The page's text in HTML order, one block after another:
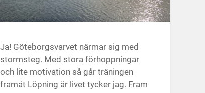
Ja! Göteborgsvarvet närmar sig med
stormsteg. Med stora förhoppningar
och lite motivation så går träningen
framåt Löpning är livet tycker jag. Fram